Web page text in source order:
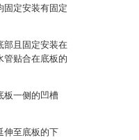
固定安装有固定
部且固定安装在
管贴合在底板的
板一侧的凹槽
伸至底板的下